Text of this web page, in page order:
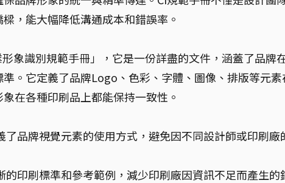
，能大幅降低溝通成本和錯誤率。
象識別規範手冊」，它是一份詳盡的文件，涵蓋了品牌
。它定義了品牌Logo、色彩、字體、圖像、排版等元素
在各種印刷品上都能保持一致性。
了品牌視覺元素的使用方式，避免因不同設計師或印刷廠
的印刷標準和參考範例，減少印刷廠因資訊不足而產生的